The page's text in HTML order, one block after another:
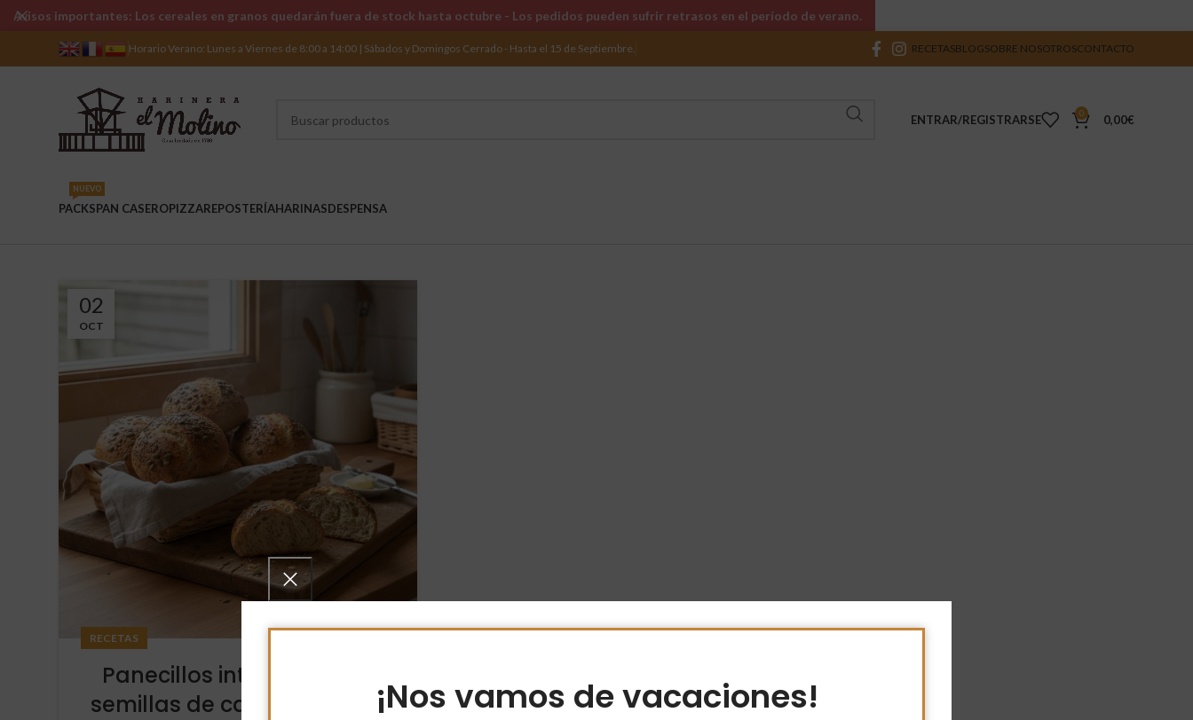
¡Nos vamos de vacaciones!
Horario Verano: Lunes a Viernes de 8:00 a 14:00 | Sábados y Domingos Cerrado - Hasta el 15 de Septiembre. RECETASBLOGSOBRE NOSOTROSCONTACTO
ENTRAR/REGISTRARSE 0 0,00€
PACKS
NUEVO
PAN CASEROPIZZAREPOSTERÍAHARINASDESPENSA
02
OCT
RECETAS
Panecillos integrales con
semillas de calabaza y lino
Avisos importantes: Los cereales en granos quedarán fuera de stock hasta octubre - Los pedidos pueden sufrir retrasos en el período de verano.